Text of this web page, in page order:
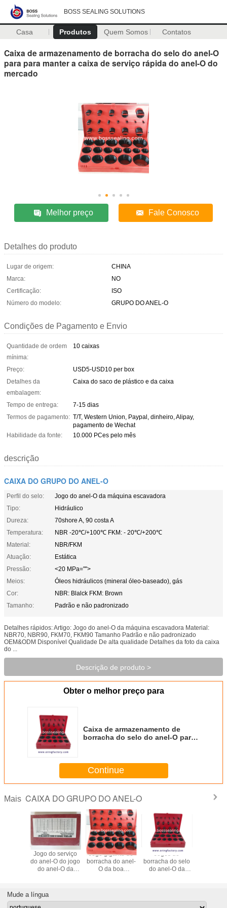
BOSS SEALING SOLUTIONS
Casa Produtos Quem Somos Contatos
Caixa de armazenamento de borracha do selo do anel-O
para para manter a caixa de serviço rápida do anel-O do
mercado
Melhor preço Fale Conosco
Detalhes do produto
Lugar de origem:
CHINA
Marca:
NO
Certificação:
ISO
Número do modelo:
GRUPO DO ANEL-O
Condições de Pagamento e Envio
Quantidade de ordem
mínima:
10 caixas
Preço:
USD5-USD10 per box
Detalhes da
embalagem:
Caixa do saco de plástico e da caixa
Tempo de entrega:
7-15 dias
Termos de pagamento: T/T, Western Union, Paypal, dinheiro, Alipay,
pagamento de Wechat
Habilidade da fonte:
10.000 PCes pelo mês
descrição
CAIXA DO GRUPO DO ANEL-O
Perfil do selo:
Jogo do anel-O da máquina escavadora
Tipo:
Hidráulico
Dureza:
70shore A, 90 costa A
Temperatura:
NBR -20℃/+100℃ FKM: - 20℃/+200℃
Material:
NBR/FKM
Atuação:
Estática
Pressão:
<20 MPa="">
Meios:
Óleos hidráulicos (mineral óleo-baseado), gás
Cor:
NBR: Blalck FKM: Brown
Tamanho:
Padrão e não padronizado
Detalhes rápidos: Artigo: Jogo do anel-O da máquina escavadora Material:
NBR70, NBR90, FKM70, FKM90 Tamanho Padrão e não padronizado
OEM&ODM Disponível Qualidade De alta qualidade Detalhes da foto da caixa
do ...
Descrição de produto >
Obter o melhor preço para
Caixa de armazenamento de
borracha do selo do anel-O para
Continue
Mais CAIXA DO GRUPO DO ANEL-O
do
PCS
Jogo do serviço
do anel-O do jogo
do anel-O da
que vende a
preço competitivo
Jogo gigante de
borracha do anel-
O da boa
máquinas
Jogos de
borracha do selo
do anel-O da
KOMATSU bons
Mude a língua